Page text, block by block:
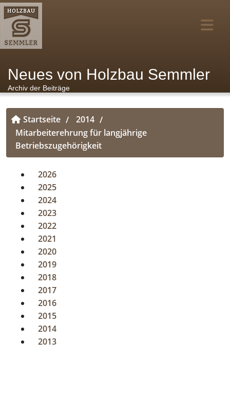
Neues von Holzbau Semmler
Archiv der Beiträge
Startseite / 2014 /
Mitarbeiterehrung für langjährige
Betriebszugehörigkeit
2026
2025
2024
2023
2022
2021
2020
2019
2018
2017
2016
2015
2014
2013